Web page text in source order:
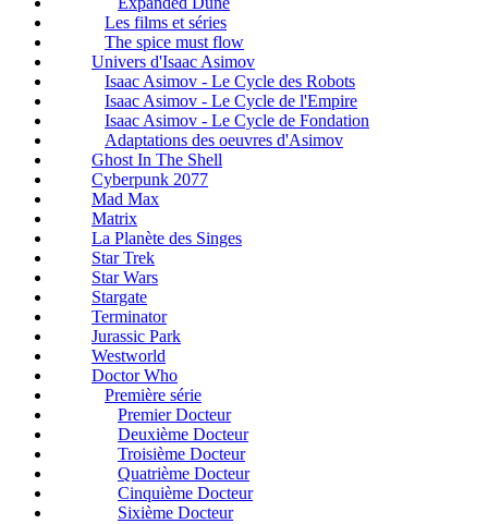
Les films et séries
The spice must flow
Univers d'Isaac Asimov
Isaac Asimov - Le Cycle des Robots
Isaac Asimov - Le Cycle de l'Empire
Isaac Asimov - Le Cycle de Fondation
Adaptations des oeuvres d'Asimov
Ghost In The Shell
Cyberpunk 2077
Mad Max
Matrix
La Planète des Singes
Star Trek
Star Wars
Stargate
Terminator
Jurassic Park
Westworld
Doctor Who
Première série
Premier Docteur
Deuxième Docteur
Troisième Docteur
Quatrième Docteur
Cinquième Docteur
Sixième Docteur